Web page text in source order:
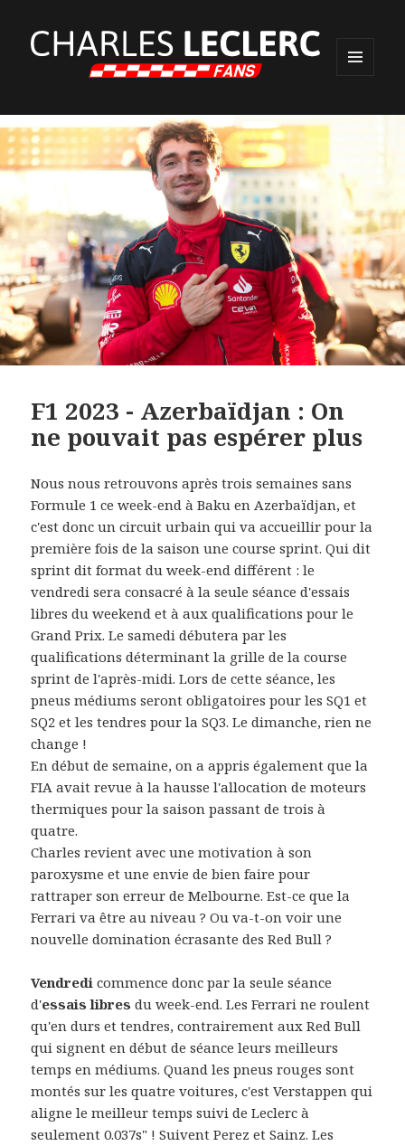
WIDGETS
F1 2023 - Azerbaïdjan : On
ne pouvait pas espérer plus
Nous nous retrouvons après trois semaines sans
Formule 1 ce week-end à Baku en Azerbaïdjan, et
c'est donc un circuit urbain qui va accueillir pour la
première fois de la saison une course sprint. Qui dit
sprint dit format du week-end différent : le
vendredi sera consacré à la seule séance d'essais
libres du weekend et à aux qualifications pour le
Grand Prix. Le samedi débutera par les
qualifications déterminant la grille de la course
sprint de l'après-midi. Lors de cette séance, les
pneus médiums seront obligatoires pour les SQ1 et
SQ2 et les tendres pour la SQ3. Le dimanche, rien ne
change !
En début de semaine, on a appris également que la
FIA avait revue à la hausse l'allocation de moteurs
thermiques pour la saison passant de trois à
quatre.
Charles revient avec une motivation à son
paroxysme et une envie de bien faire pour
rattraper son erreur de Melbourne. Est-ce que la
Ferrari va être au niveau ? Ou va-t-on voir une
nouvelle domination écrasante des Red Bull ?
Vendredi commence donc par la seule séance
d'essais libres du week-end. Les Ferrari ne roulent
qu'en durs et tendres, contrairement aux Red Bull
qui signent en début de séance leurs meilleurs
temps en médiums. Quand les pneus rouges sont
montés sur les quatre voitures, c'est Verstappen qui
aligne le meilleur temps suivi de Leclerc à
seulement 0.037s" ! Suivent Perez et Sainz. Les